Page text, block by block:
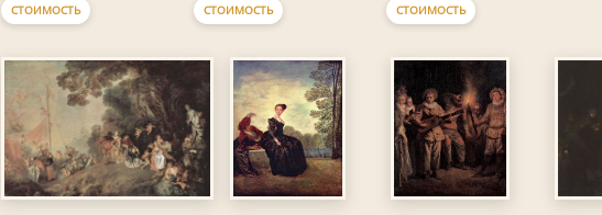
СТОИМОСТЬ СТОИМОСТЬ СТОИМОСТЬ